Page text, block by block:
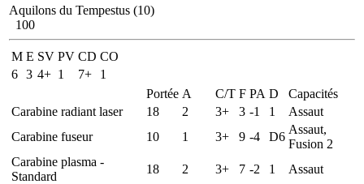
Aquilons du Tempestus (10)
100
M E SV PV CD CO
6 3 4+ 1 7+
1
Portée A C/T F PA D
Capacités
Carabine radiant laser
18 2 3+ 3 -1 1
Assaut
Carabine fuseur
10 1 3+ 9 -4 D6
Assaut,
Fusion 2
Carabine plasma -
Standard
18 2 3+ 7 -2 1
Assaut